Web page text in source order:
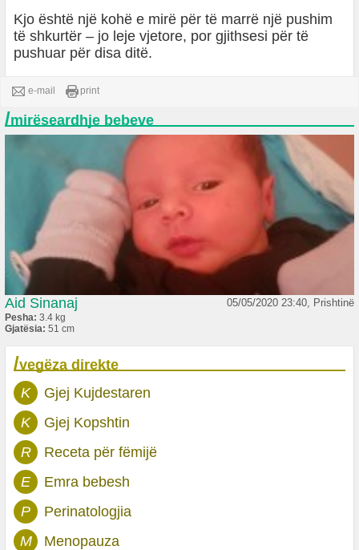
Kjo është një kohë e mirë për të marrë një pushim
të shkurtër – jo leje vjetore, por gjithsesi për të
pushuar për disa ditë.
e-mail print
/mirëseardhje bebeve
Aid Sinanaj 05/05/2020 23:40, Prishtinë
Pesha: 3.4 kg
Gjatësia: 51 cm
/vegëza direkte
K
Gjej Kujdestaren
K
Gjej Kopshtin
R
Receta për fëmijë
E
Emra bebesh
P
Perinatologjia
M
Menopauza